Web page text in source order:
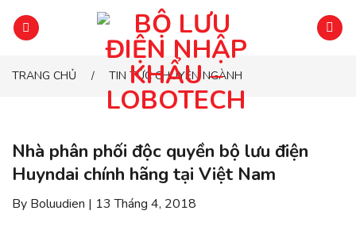
đến
nộiTRANG CHỦ / TIN TỨC CHUYÊN NGÀNH
Nhà phân phối độc quyền bộ lưu điện
Huyndai chính hãng tại Việt Nam
By Boluudien | 13 Tháng 4, 2018